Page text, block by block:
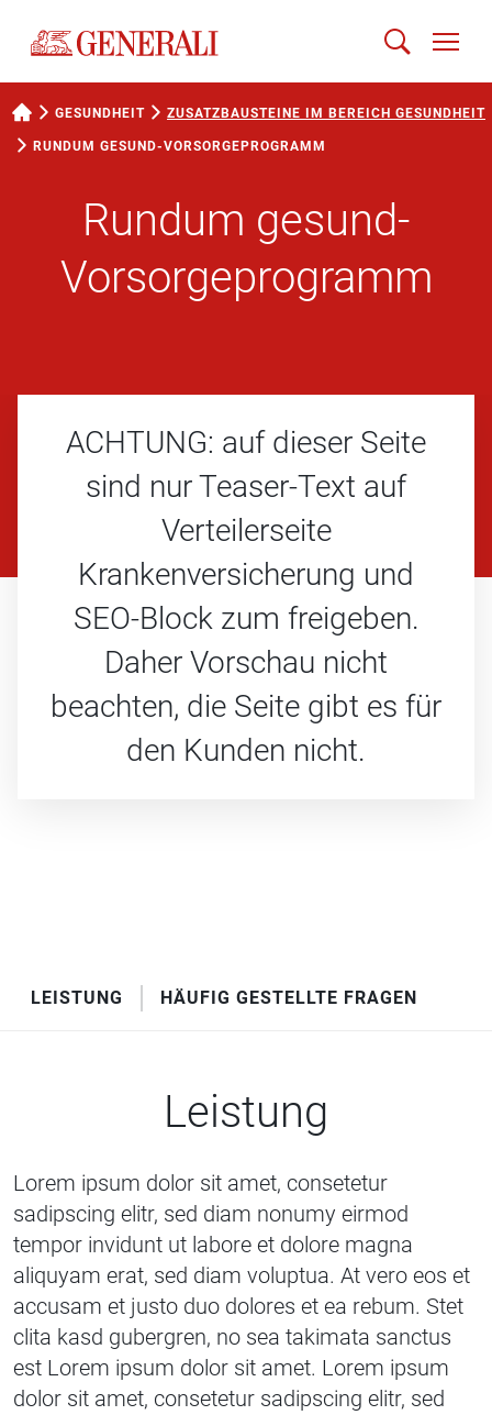
GESUNDHEIT ZUSATZBAUSTEINE IM BEREICH GESUNDHEIT
RUNDUM GESUND-VORSORGEPROGRAMM
Rundum gesund-
Vorsorgeprogramm
ACHTUNG: auf dieser Seite
sind nur Teaser-Text auf
Verteilerseite
Krankenversicherung und
SEO-Block zum freigeben.
Daher Vorschau nicht
beachten, die Seite gibt es für
den Kunden nicht.
LEISTUNG HÄUFIG GESTELLTE FRAGEN
Leistung
Lorem ipsum dolor sit amet, consetetur
sadipscing elitr, sed diam nonumy eirmod
tempor invidunt ut labore et dolore magna
aliquyam erat, sed diam voluptua. At vero eos et
accusam et justo duo dolores et ea rebum. Stet
clita kasd gubergren, no sea takimata sanctus
est Lorem ipsum dolor sit amet. Lorem ipsum
dolor sit amet, consetetur sadipscing elitr, sed